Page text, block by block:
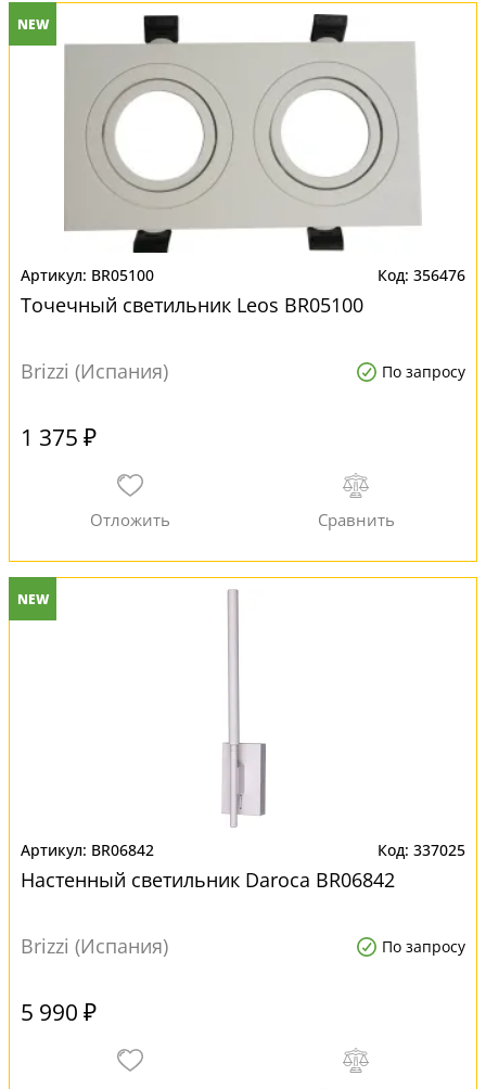
NEW
BR05100 356476
Точечный светильник Leos BR05100
Brizzi (Испания) По запросу
1 375 ₽
NEW
BR06842 337025
Настенный светильник Daroca BR06842
Brizzi (Испания) По запросу
5 990 ₽